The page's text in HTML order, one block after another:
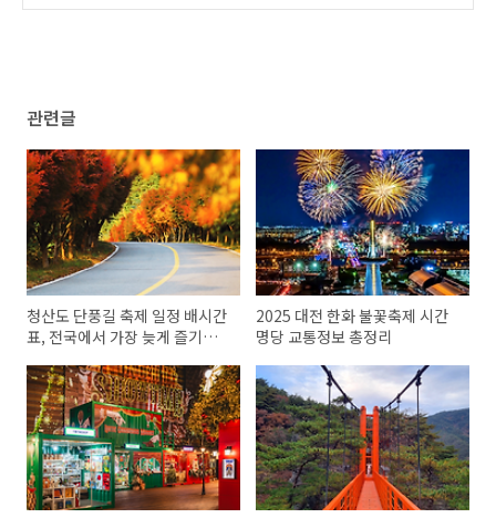
관련글
청산도 단풍길 축제 일정 배시간
표, 전국에서 가장 늦게 즐기는
2025 대전 한화 불꽃축제 시간
명당 교통정보 총정리